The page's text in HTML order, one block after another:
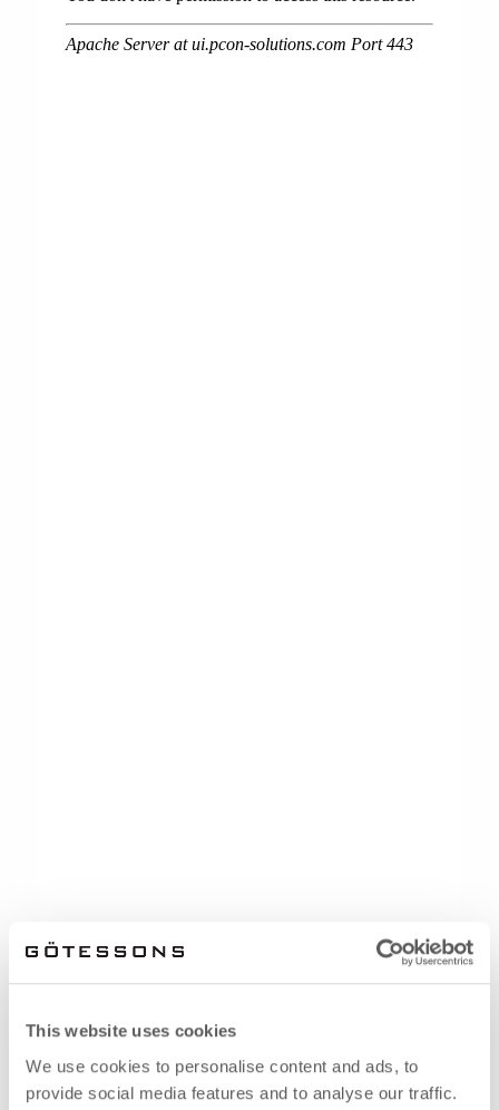
This website uses cookies
We use cookies to personalise content and ads, to
provide social media features and to analyse our traffic.